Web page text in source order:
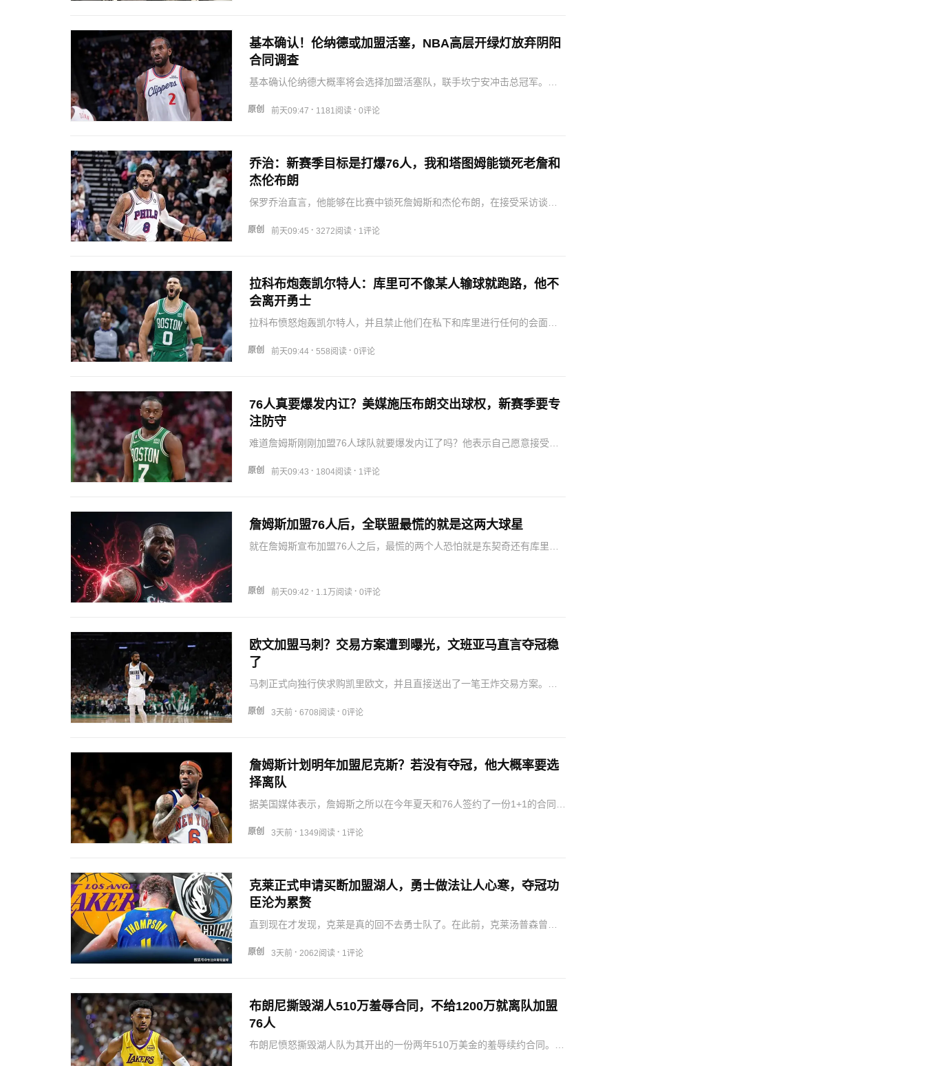
基本确认！伦纳德或加盟活塞，NBA高层开绿灯放弃阴阳
合同调查
基本确认伦纳德大概率将会选择加盟活塞队，联手坎宁安冲击总冠军。目
们不愿意在这件事情上一直调查下去，因为这已经影响到了球队和小卡本
原创 前天09:47 · 1181阅读 · 0评论
乔治：新赛季目标是打爆76人，我和塔图姆能锁死老詹和
杰伦布朗
保罗乔治直言，他能够在比赛中锁死詹姆斯和杰伦布朗，在接受采访谈到
图姆的目标就是要做掉76人，证明我们的实力。现在所有人都把76人当成
原创 前天09:45 · 3272阅读 · 1评论
拉科布炮轰凯尔特人：库里可不像某人输球就跑路，他不
会离开勇士
拉科布愤怒炮轰凯尔特人，并且禁止他们在私下和库里进行任何的会面。
布表示，库里可不会像某人一样输球就跑路，他愿意和我们荣辱与共，我
原创 前天09:44 · 558阅读 · 0评论
76人真要爆发内讧？美媒施压布朗交出球权，新赛季要专
注防守
难道詹姆斯刚刚加盟76人球队就要爆发内讧了吗？他表示自己愿意接受一
媒体现在赛季还没有开始就对他施加压力。如果说新赛季开始之后球队无
原创 前天09:43 · 1804阅读 · 1评论
詹姆斯加盟76人后，全联盟最慌的就是这两大球星
就在詹姆斯宣布加盟76人之后，最慌的两个人恐怕就是东契奇还有库里了
网球迷的口诛笔…
原创 前天09:42 · 1.1万阅读 · 0评论
欧文加盟马刺？交易方案遭到曝光，文班亚马直言夺冠稳
了
马刺正式向独行侠求购凯里欧文，并且直接送出了一笔王炸交易方案。他
权，还有两个次轮选秀权，换取凯里欧文的加盟，因为今年的总决赛当
原创 3天前 · 6708阅读 · 0评论
詹姆斯计划明年加盟尼克斯？若没有夺冠，他大概率要选
择离队
据美国媒体表示，詹姆斯之所以在今年夏天和76人签约了一份1+1的合同，
说，如果詹姆斯能够直接加盟纽约尼克斯的话，那么就可以省去这一部分
原创 3天前 · 1349阅读 · 1评论
克莱正式申请买断加盟湖人，勇士做法让人心寒，夺冠功
臣沦为累赘
直到现在才发现，克莱是真的回不去勇士队了。在此前，克莱汤普森曾流
方面只愿意为克莱汤普森提供底薪合同，这样的做法让这位夺冠功勋感到
原创 3天前 · 2062阅读 · 1评论
布朗尼撕毁湖人510万羞辱合同，不给1200万就离队加盟
76人
布朗尼愤怒撕毁湖人队为其开出的一份两年510万美金的羞辱续约合同。在